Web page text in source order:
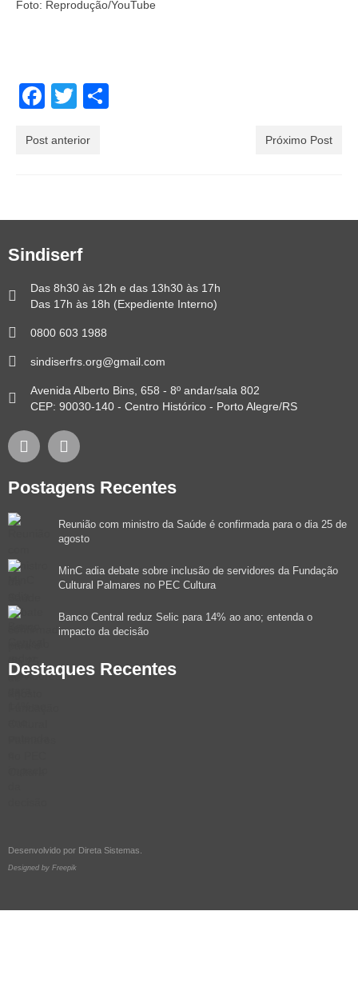
Foto: Reprodução/YouTube
Facebook
Twitter
Post anterior Próximo Post
Sindiserf
Das 8h30 às 12h e das 13h30 às 17h
Das 17h às 18h (Expediente Interno)
0800 603 1988
sindiserfrs.org@gmail.com
Avenida Alberto Bins, 658 - 8º andar/sala 802
CEP: 90030-140 - Centro Histórico - Porto Alegre/RS
Postagens Recentes
Reunião com ministro da Saúde é confirmada para o dia 25 de
agosto
MinC adia debate sobre inclusão de servidores da Fundação
Cultural Palmares no PEC Cultura
Banco Central reduz Selic para 14% ao ano; entenda o
impacto da decisão
Destaques Recentes
Desenvolvido por Direta Sistemas
Designed by Freepik